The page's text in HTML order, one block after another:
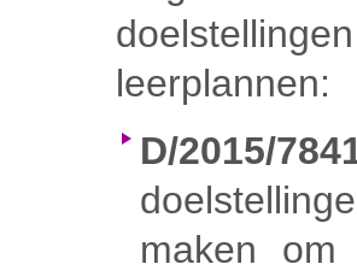
leerplannen:
D/2015/
maken